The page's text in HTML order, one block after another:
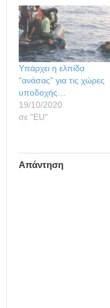
Υπάρχει η ελπίδα
“ανάσας” για τις χώρες
υποδοχής…
19/10/2020
σε "ΕU"
Απάντηση